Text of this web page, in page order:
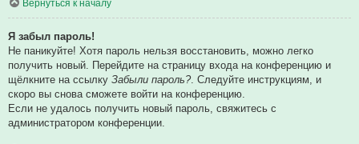
Вернуться к началу
Я забыл пароль!
Не паникуйте! Хотя пароль нельзя восстановить, можно легко
получить новый. Перейдите на страницу входа на конференцию и
щёлкните на ссылку Забыли пароль?. Следуйте инструкциям, и
скоро вы снова сможете войти на конференцию.
Если не удалось получить новый пароль, свяжитесь с
администратором конференции.